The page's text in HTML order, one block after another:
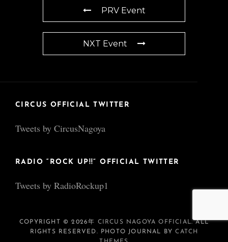
PRV Event
NXT Event
CIRCUS OFFICIAL TWITTER
Tweets by CircusNagoya
RADIO “ROCK UP!!” OFFICIAL TWITTER
Tweets by RadioRockup1
COPYRIGHT © 2026年 CIRCUS NAGOYA OFFICIAL. ALL
RIGHTS RESERVED. PHOTO JOURNAL BYCATCH